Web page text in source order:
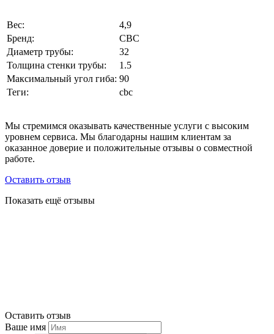
Вес:
4,9
Бренд:
CBC
Диаметр трубы:
32
Толщина стенки трубы:
1.5
Максимальный угол гиба: 90
Теги:
cbc
Мы стремимся оказывать качественные услуги с высоким
уровнем сервиса. Мы благодарны нашим клиентам за
оказанное доверие и положительные отзывы о совместной
работе.
Оставить отзыв
Показать ещё отзывы
Оставить отзыв
Ваше имя